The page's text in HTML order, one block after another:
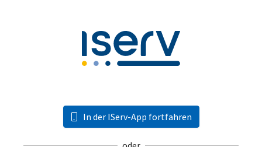
In der IServ-App fortfahren